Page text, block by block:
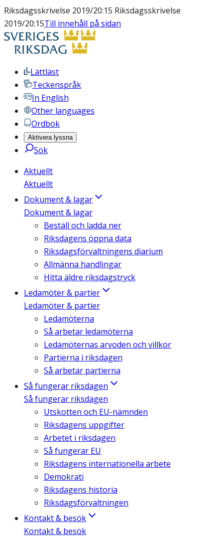
Riksdagsskrivelse 2019/20:15 Riksdagsskrivelse
2019/20:15Till innehåll på sidan
Lättläst
Teckenspråk
In English
Other languages
Ordbok
Aktivera lyssna
Sök
Aktuellt
Aktuellt
Dokument & lagar
Dokument & lagar
Beställ och ladda ner
Riksdagens öppna data
Riksdagsförvaltningens diarium
Allmänna handlingar
Hitta äldre riksdagstryck
Ledamöter & partier
Ledamöter & partier
Ledamöterna
Så arbetar ledamöterna
Ledamöternas arvoden och villkor
Partierna i riksdagen
Så arbetar partierna
Så fungerar riksdagen
Så fungerar riksdagen
Utskotten och EU-nämnden
Riksdagens uppgifter
Arbetet i riksdagen
Så fungerar EU
Riksdagens internationella arbete
Demokrati
Riksdagens historia
Riksdagsförvaltningen
Kontakt & besök
Kontakt & besök